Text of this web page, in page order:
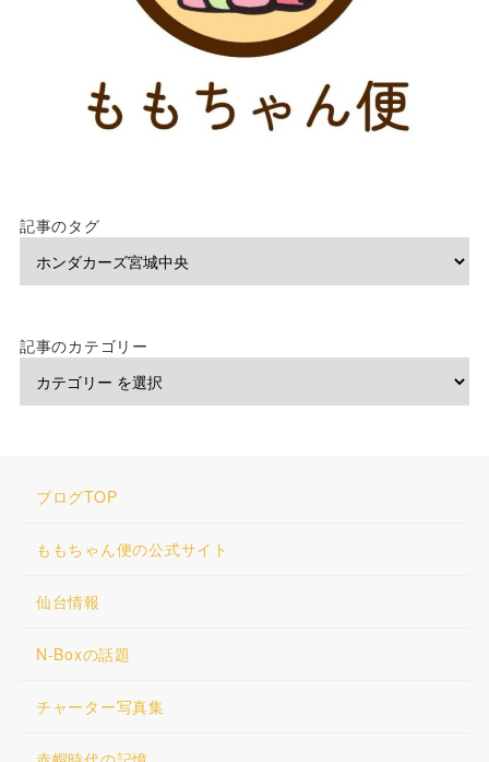
記事のタグ
記事のカテゴリー
ブログTOP
ももちゃん便の公式サイト
仙台情報
N-Boxの話題
チャーター写真集